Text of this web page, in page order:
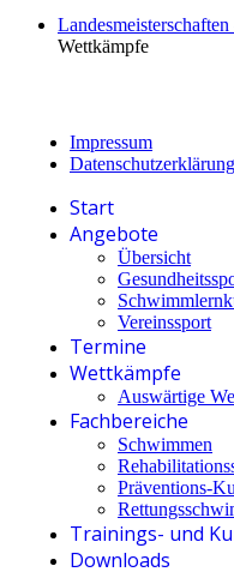
Wettkämpfe
Impressum
Datenschutzerklärung
Start
Angebote
Übersicht
Vereinssport
Termine
Wettkämpfe
Auswärtige
Fachbereiche
Schwimmen
Präventions-
Trainings- und
Downloads